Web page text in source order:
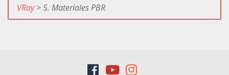
VRay> 5. Materiales PBR